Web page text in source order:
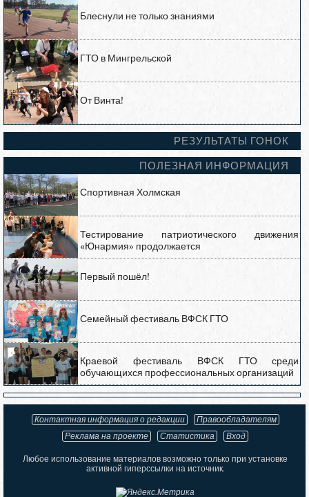
Блеснули не только знаниями
ГТО в Мингрельской
От Винта!
РЕЗУЛЬТАТЫ ГОНОК
ПОЛЕЗНАЯ ИНФОРМАЦИЯ
Спортивная Холмская
Тестирование патриотического движения
«Юнармия» продолжается
Первый пошёл!
Семейный фестиваль ВФСК ГТО
Краевой фестиваль ВФСК ГТО среди
обучающихся профессиональных организаций
Контактная информация о редакции
Правообладателям
Реклама на проекте
Статистика Вход
Любое использование материалов возможно только при установке
активной гиперссылки на источник.